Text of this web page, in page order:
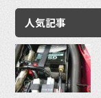
人気記事